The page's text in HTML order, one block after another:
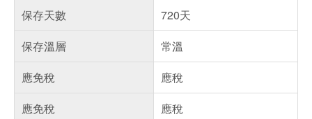
保存天數
720天
保存溫層
常溫
應免稅
應稅
應免稅
應稅